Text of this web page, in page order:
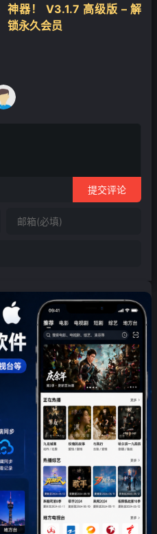
神器！ V3.1.7 高级版 – 解
锁永久会员
提交评论